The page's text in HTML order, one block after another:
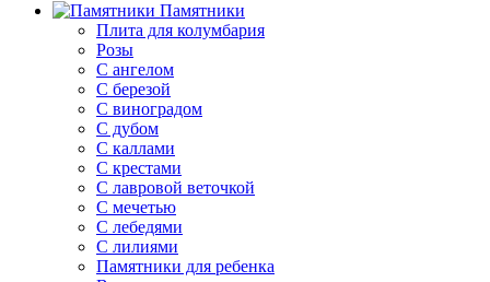
Памятники
Плита для колумбария
Розы
C ангелом
C березой
С виноградом
С дубом
С каллами
С крестами
С лавровой веточкой
С мечетью
C лебедями
С лилиями
Памятники для ребенка